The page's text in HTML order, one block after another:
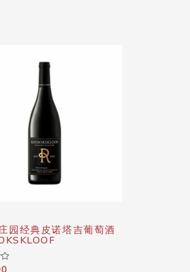
园经典皮诺塔吉葡萄酒